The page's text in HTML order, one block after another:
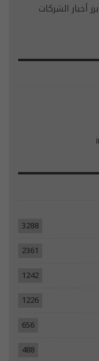
أخبار الشركات
3288
2361
1242
1226
656
488